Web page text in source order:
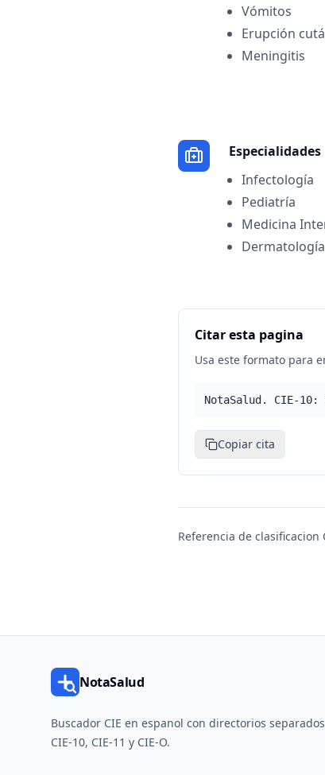
Vómitos
Erupción
Meningitis
Especialidades
Infectología
Pediatría
Medicina
Dermatología
Citar esta pagina
Usa este formato para
NotaSalud. CIE-
Copiar cita
Referencia de
NotaSalud
Buscador CIE en espanol con directorios
CIE-10, CIE-11 y CIE-O.